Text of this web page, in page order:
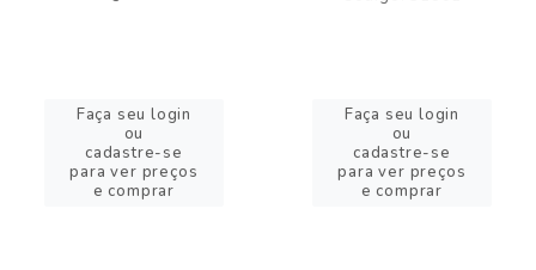
Faça seu login
ou
cadastre-se
para ver preços
e comprar
Faça seu login
ou
cadastre-se
para ver preços
e comprar